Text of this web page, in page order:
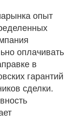
опыт
оплачивать
в
гарантий
сделки.